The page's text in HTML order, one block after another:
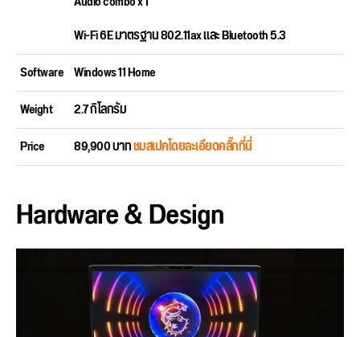
Wi-Fi 6E มาตรฐาน 802.11ax และ Bluetooth 5.3
Software Windows 11 Home
Weight
2.7 กิโลกรัม
Price
89,900 บาทชมสเปคโดยละเอียดคลิ๊กที่นี่
Hardware & Design